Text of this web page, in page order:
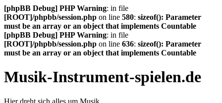
[phpBB Debug] PHP Warning: in file
[ROOT]/phpbb/session.php on line 580: sizeof(): Parameter
must be an array or an object that implements Countable
[phpBB Debug] PHP Warning: in file
[ROOT]/phpbb/session.php on line 636: sizeof(): Parameter
must be an array or an object that implements Countable
Musik-Instrument-spielen.de
Hier dreht sich alles um Musik